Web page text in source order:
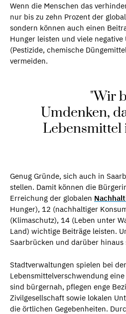
Wenn die Menschen das
nur bis zu zehn Prozent der
sondern können auch einen
Hunger leisten und viele
(Pestizide, chemische
vermeiden.
"Wir
Umdenken,
Lebensmittel
Genug Gründe, sich auch in
stellen. Damit können die
Erreichung der globalen
Hunger), 12 (nachhaltiger
(Klimaschutz), 14 (Leben unter
Land) wichtige Beiträge leisten.
Saarbrücken und darüber hinaus
Stadtverwaltungen spielen bei
Lebensmittelverschwendung
sind bürgernah, pflegen enge
Zivilgesellschaft sowie lokalen
die örtlichen Gegebenheiten.